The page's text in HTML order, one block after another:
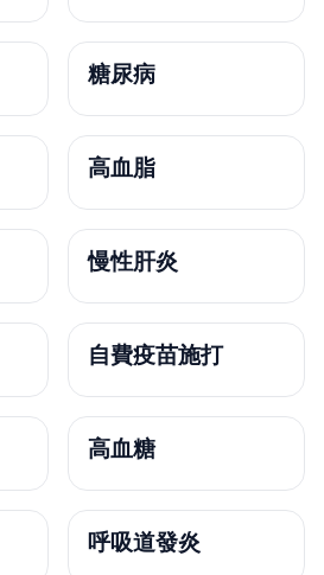
糖尿病
高血脂
慢性肝炎
自費疫苗施打
高血糖
呼吸道發炎